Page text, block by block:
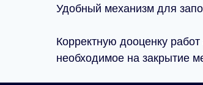
Удобный механизм для
Корректную дооценку
необходимое на закрытие